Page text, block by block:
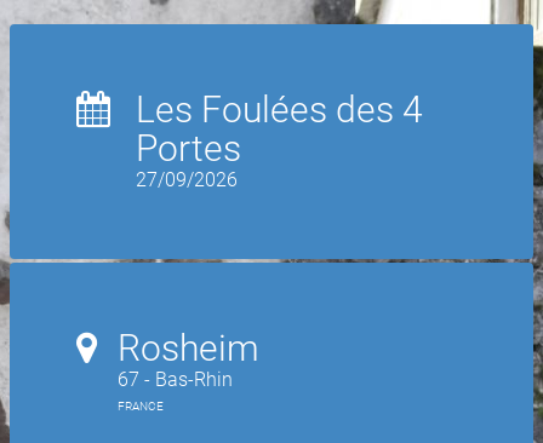
Les Foulées des 4
Portes
27/09/2026
Rosheim
67 - Bas-Rhin
FRANCE